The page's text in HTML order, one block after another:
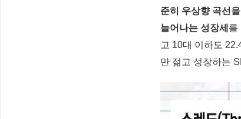
준히 우상향 곡선
늘어나는 성장세 를
고 10대 이하도
만 젊고 성장하는